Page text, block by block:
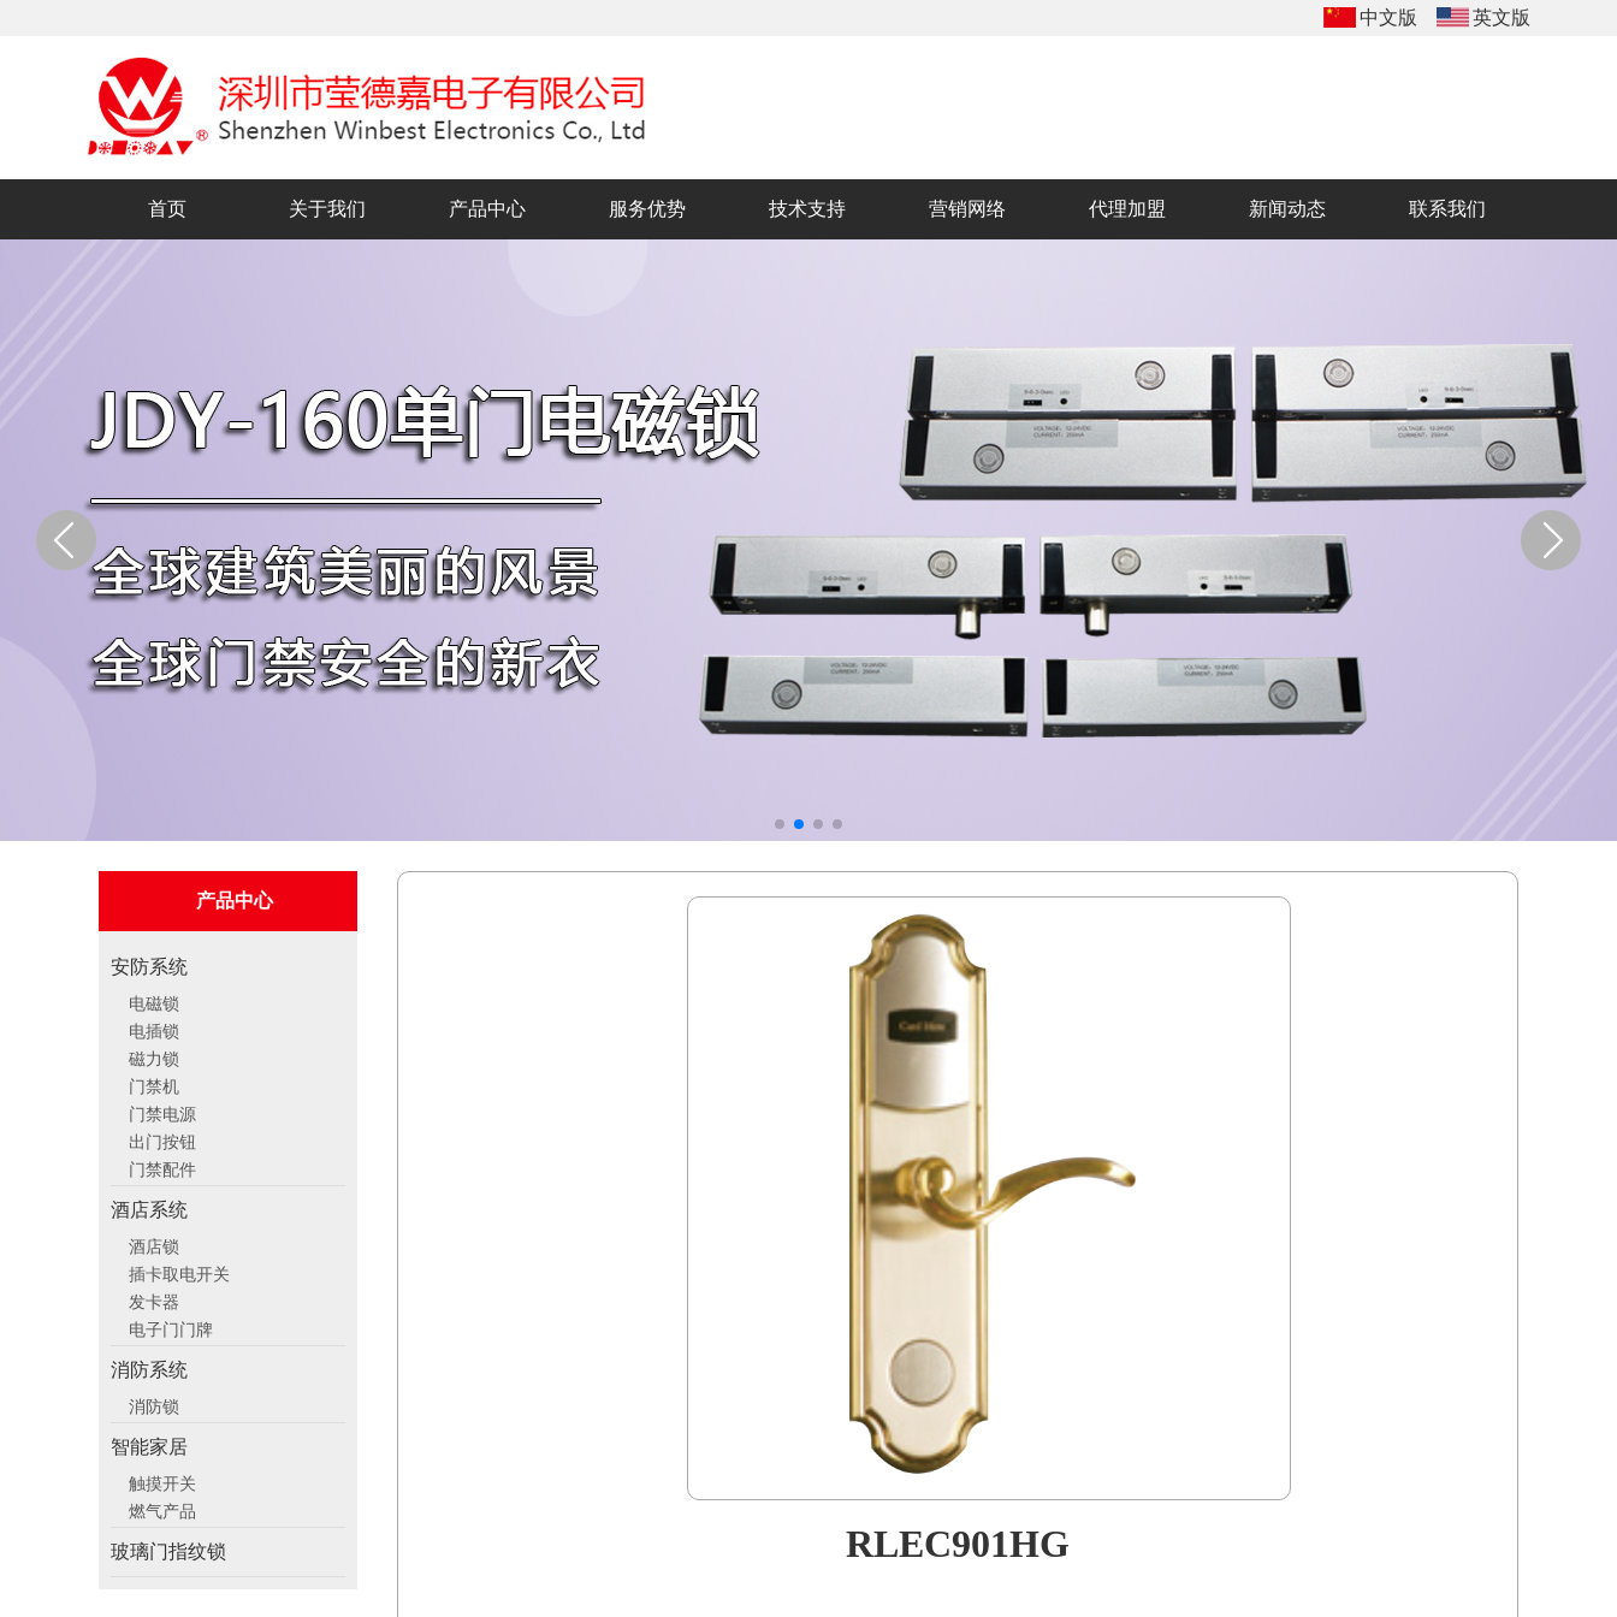
中文版 英文版
首页 关于我们 产品中心 服务优势 技术支持 营销网络 代理加盟 新闻动态 联系我们
产品中心
安防系统
电磁锁
电插锁
磁力锁
门禁机
门禁电源
出门按钮
门禁配件
酒店系统
酒店锁
插卡取电开关
发卡器
电子门门牌
消防系统
消防锁
智能家居
触摸开关
燃气产品
玻璃门指纹锁 RLEC901HG